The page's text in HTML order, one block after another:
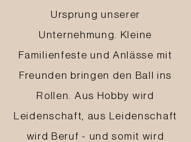
Ursprung unserer
Unternehmung. Kleine
Familienfeste und Anlässe mit
Freunden bringen den Ball ins
Rollen. Aus Hobby wird
Leidenschaft, aus Leidenschaft
wird Beruf - und somit wird